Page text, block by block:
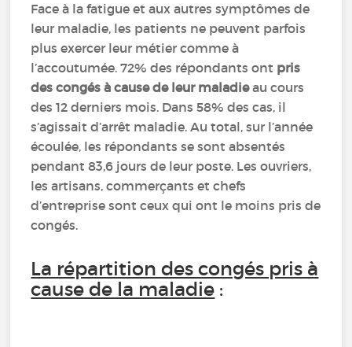
Face à la fatigue et aux autres symptômes de
leur maladie, les patients ne peuvent parfois
plus exercer leur métier comme à
l’accoutumée. 72% des répondants ont pris
des congés à cause de leur maladieau cours
des 12 derniers mois. Dans 58% des cas, il
s’agissait d’arrêt maladie. Au total, sur l’année
écoulée, les répondants se sont absentés
pendant 83,6 jours de leur poste. Les ouvriers,
les artisans, commerçants et chefs
d’entreprise sont ceux qui ont le moins pris de
congés.
La répartition des congés pris à
cause de la maladie :